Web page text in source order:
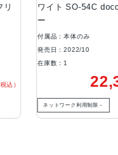
万画素
128GB、256GB
ワイト SO-54C docomo版
付属品：本体のみ
発売日：2022/10
在庫数：1
22,300
ネットワーク利用制限－